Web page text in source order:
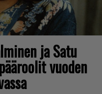
ja Satu
vuoden